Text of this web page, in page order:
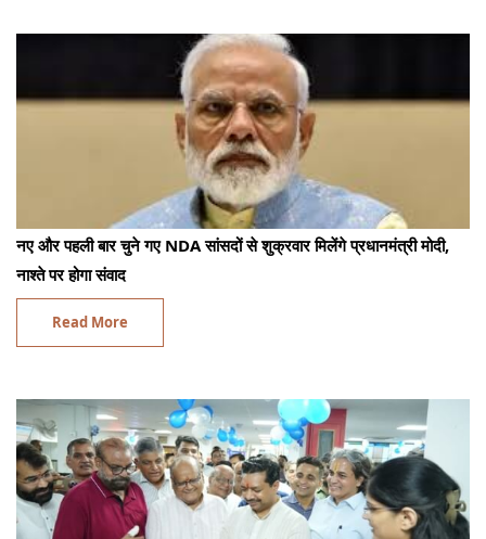
नए और पहली बार चुने गए NDA सांसदों से शुक्रवार मिलेंगे प्रधानमंत्री मोदी,
नाश्ते पर होगा संवाद
Read More